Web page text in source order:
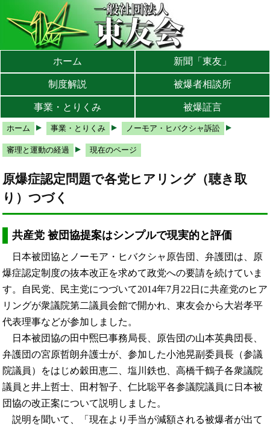
メインメニューへ
サブメニューへ
現在地ナビ（パンくずリスト）へ
ホーム 新聞「東友」
制度解説 被爆者相談所
事業・とりくみ 被爆証言
ホーム 事業・とりくみ ノーモア・ヒバクシャ訴訟
審理と運動の経過 現在のページ
原爆症認定問題で各党ヒアリング（聴き取
り）つづく
共産党 被団協提案はシンプルで現実的と評価
日本被団協とノーモア・ヒバクシャ原告団、弁護団は、原
爆症認定制度の抜本改正を求めて政党への要請を続けていま
す。自民党、民主党につづいて2014年7月22日に共産党のヒア
リングが衆議院第二議員会館で開かれ、東友会から大岩孝平
代表理事などが参加しました。
日本被団協の田中煕巳事務局長、原告団の山本英典団長、
弁護団の宮原哲朗弁護士が、参加した小池晃副委員長（参議
院議員）をはじめ穀田恵二、塩川鉄也、高橋千鶴子各衆議院
議員と井上哲士、田村智子、仁比聡平各参議院議員に日本被
団協の改正案について説明しました。
説明を聞いて、「現在より手当が減額される被爆者が出て